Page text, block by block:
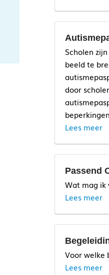
Scholen
beeld te
door
Lees meer
Passend
Wat mag ik
Lees meer
Voor welke
Lees meer